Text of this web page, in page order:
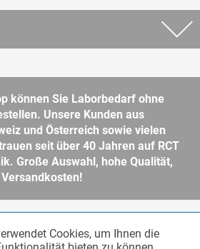
können Sie Laborbedarf ohne
Unsere Kunden aus
und Österreich sowie vielen
seit über 40 Jahren auf RCT
Große Auswahl, hohe Qualität,
wenn nicht anders beschrieben.
Aktiv
Cookies, um Ihnen die